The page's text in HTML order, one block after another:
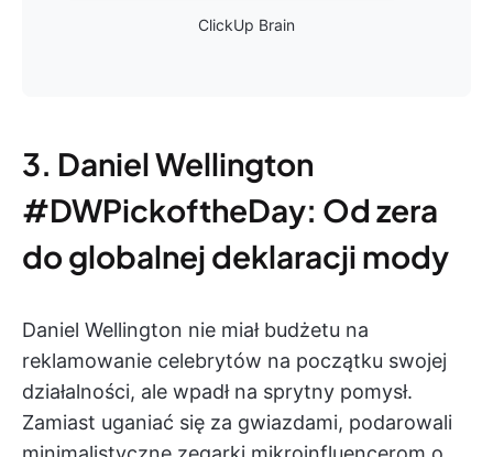
ClickUp Brain
3. Daniel Wellington
#DWPickoftheDay: Od zera
do globalnej deklaracji mody
Daniel Wellington nie miał budżetu na
reklamowanie celebrytów na początku swojej
działalności, ale wpadł na sprytny pomysł.
Zamiast uganiać się za gwiazdami, podarowali